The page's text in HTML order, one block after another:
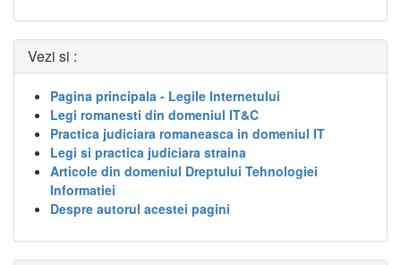
Vezi si :
Pagina principala - Legile Internetului
Legi romanesti din domeniul IT&C
Practica judiciara romaneasca in domeniul IT
Legi si practica judiciara straina
Articole din domeniul Dreptului Tehnologiei
Informatiei
Despre autorul acestei pagini